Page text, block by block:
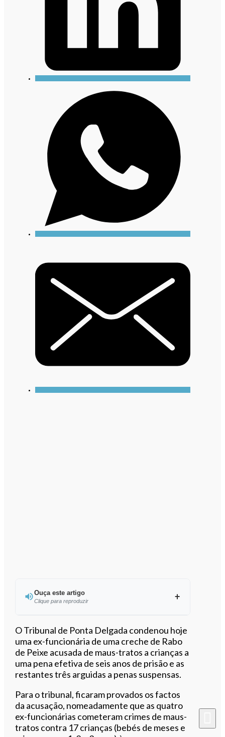
Ouça este artigo
Clique para reproduzir
Ouvir este artigo
O Tribunal de Ponta Delgada condenou hoje
uma ex-funcionária de uma creche de Rabo
de Peixe acusada de maus-tratos a crianças a
uma pena efetiva de seis anos de prisão e as
restantes três arguidas a penas suspensas.
Para o tribunal, ficaram provados os factos
da acusação, nomeadamente que as quatro
ex-funcionárias cometeram crimes de maus-
tratos contra 17 crianças (bebés de meses e